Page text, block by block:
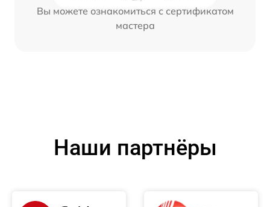
Вы можете ознакомиться с сертификатом
мастера
Наши партнёры